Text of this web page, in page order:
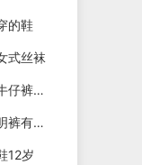
的鞋
式丝袜
美女穿牛仔裤是什么样子的：穿着牛仔裤尿裤子
女人为什么喜欢穿三角裤子：穿透明裤有一条沟
12岁